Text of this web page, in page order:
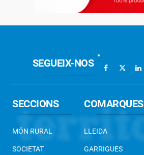
SEGUEIX-NOS
SECCIONS
MÓN RURAL
SOCIETAT
COMARQUES
LLEIDA
GARRIGUES